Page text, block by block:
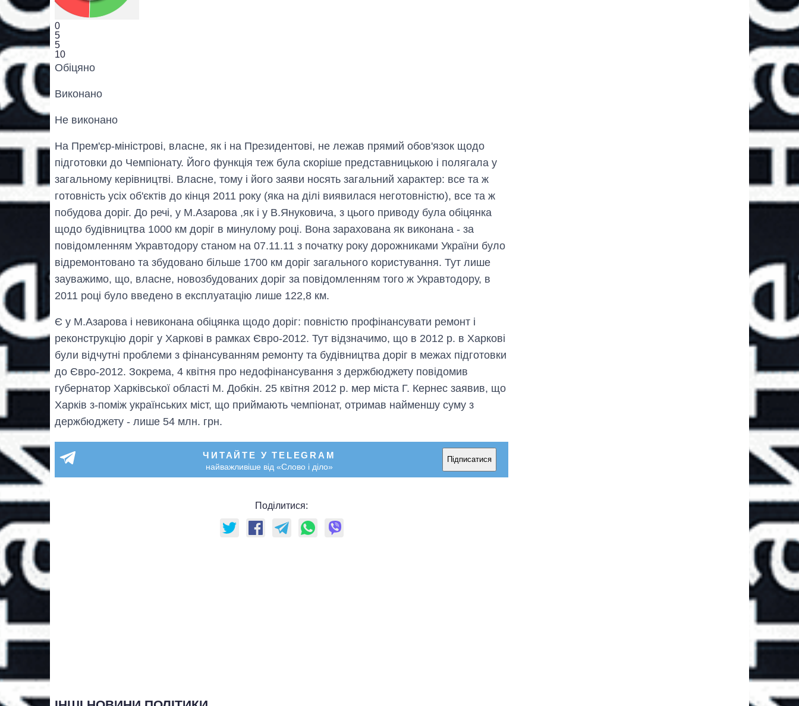
0
5
5
10
Обiцяно
Виконано
Не виконано
На Прем'єр-міністрові, власне, як і на Президентові, не лежав прямий обов'язок щодо
підготовки до Чемпіонату. Його функція теж була скоріше представницькою і полягала у
загальному керівництві. Власне, тому і його заяви носять загальний характер: все та ж
готовність усіх об'єктів до кінця 2011 року (яка на ділі виявилася неготовністю), все та ж
побудова доріг. До речі, у М.Азарова ,як і у В.Януковича, з цього приводу була обіцянка
щодо будівництва 1000 км доріг в минулому році. Вона зарахована як виконана - за
повідомленням Укравтодору станом на 07.11.11 з початку року дорожниками України було
відремонтовано та збудовано більше 1700 км доріг загального користування. Тут лише
зауважимо, що, власне, новозбудованих доріг за повідомленням того ж Укравтодору, в
2011 році було введено в експлуатацію лише 122,8 км.
Є у М.Азарова і невиконана обіцянка щодо доріг: повністю профінансувати ремонт і
реконструкцію доріг у Харкові в рамках Євро-2012. Тут відзначимо, що в 2012 р. в Харкові
були відчутні проблеми з фінансуванням ремонту та будівництва доріг в межах підготовки
до Євро-2012. Зокрема, 4 квітня про недофінансування з держбюджету повідомив
губернатор Харківської області М. Добкін. 25 квітня 2012 р. мер міста Г. Кернес заявив, що
Харків з-поміж українських міст, що приймають чемпіонат, отримав найменшу суму з
держбюджету - лише 54 млн. грн.
ЧИТАЙТЕ У TELEGRAM
найважливіше від «Слово і діло»
Підписатися
Поділитися: